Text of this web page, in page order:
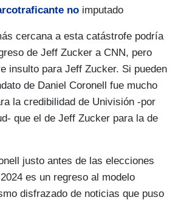
no imputado
cercana a esta catástrofe podría
de Jeff Zucker a CNN, pero
insulto para Jeff Zucker. Si pueden
de Daniel Coronell fue mucho
la credibilidad de Univisión -por
que el de Jeff Zucker para la de
justo antes de las elecciones
es un regreso al modelo
disfrazado de noticias que puso